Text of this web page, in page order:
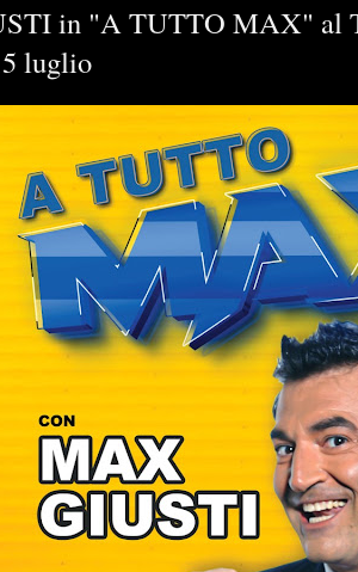
in "A TUTTO MAX" al
luglio